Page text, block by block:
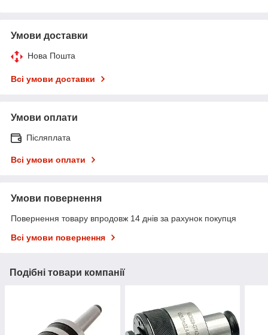
Умови доставки
Нова Пошта
Всі умови доставки
Умови оплати
Післяплата
Всі умови оплати
Умови повернення
Повернення товару впродовж 14 днів за рахунок покупця
Всі умови повернення
Подібні товари компанії